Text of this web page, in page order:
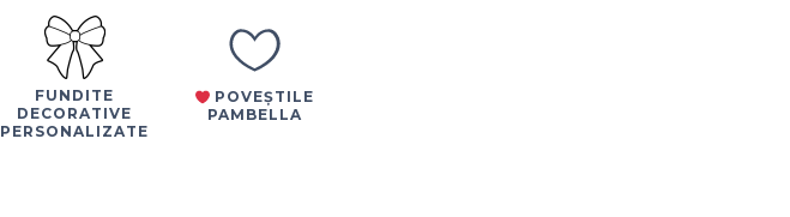
FUNDITE
DECORATIVE
PERSONALIZATE
POVEȘTILE
PAMBELLA